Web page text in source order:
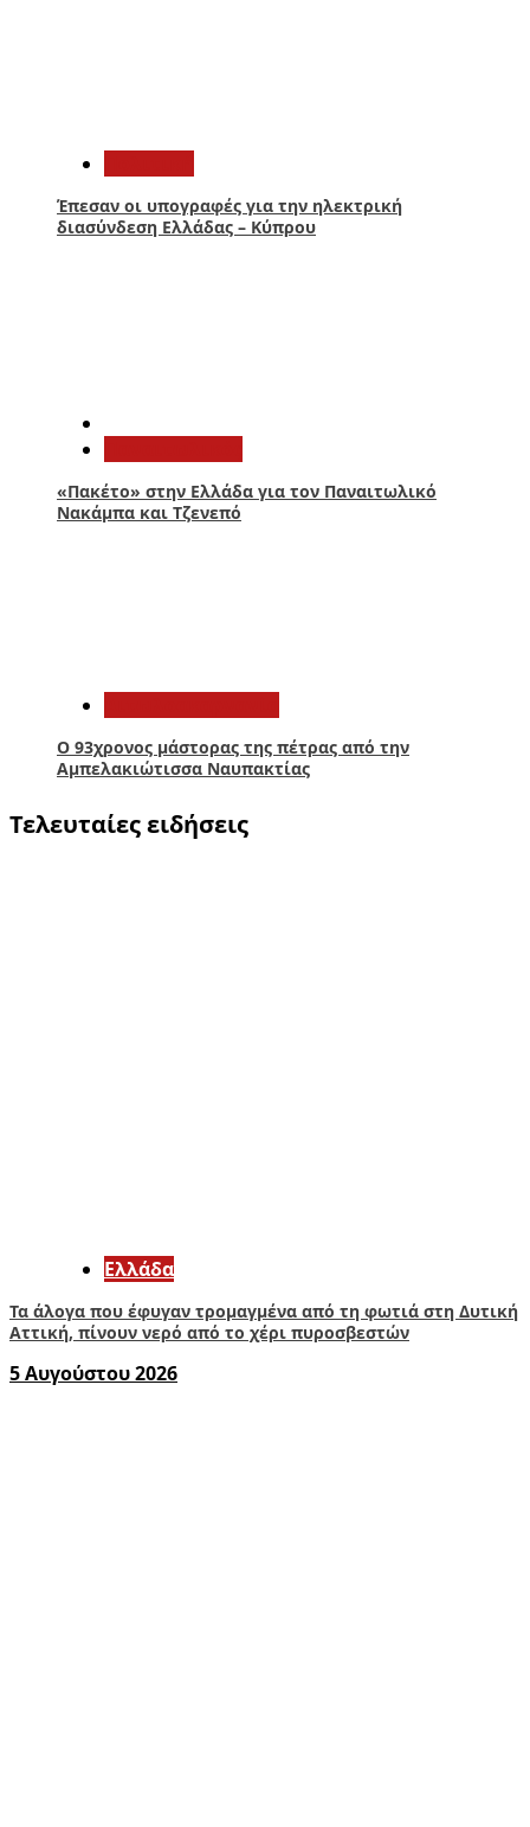
Έπεσαν οι υπογραφές για την ηλεκτρική
διασύνδεση Ελλάδας – Κύπρου
«Πακέτο» στην Ελλάδα για τον Παναιτωλικό
Νακάμπα και Τζενεπό
Ο 93χρονος μάστορας της πέτρας από την
Αμπελακιώτισσα Ναυπακτίας
Τελευταίες ειδήσεις
Ελλάδα
Τα άλογα που έφυγαν τρομαγμένα από τη φωτιά στη Δυτική
Αττική, πίνουν νερό από το χέρι πυροσβεστών
5 Αυγούστου 2026